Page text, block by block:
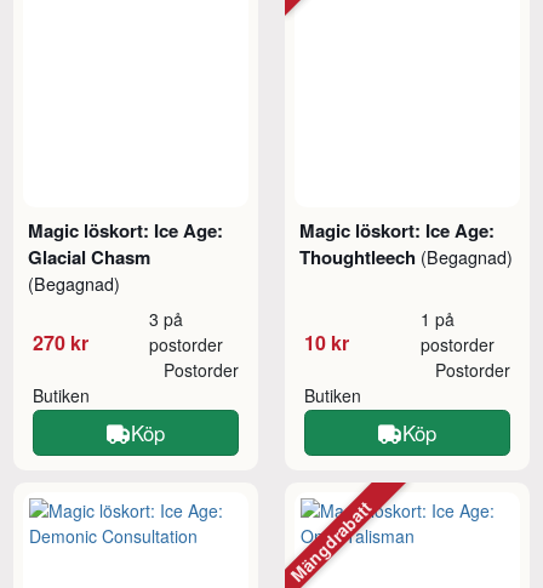
Magic löskort: Ice Age:
Glacial Chasm
(Begagnad)
270 kr
3 på
postorder
Butiken
Postorder
Köp
Magic löskort: Ice Age:
Thoughtleech (Begagnad)
10 kr
1 på
postorder
Butiken
Postorder
Köp
Mängdrabatt